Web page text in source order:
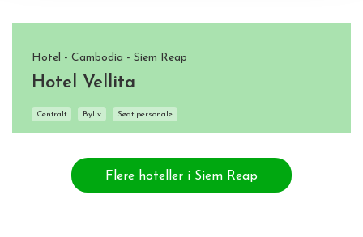
Hotel - Cambodia - Siem Reap
Hotel Vellita
Centralt Byliv Sødt personale
Flere hoteller i Siem Reap